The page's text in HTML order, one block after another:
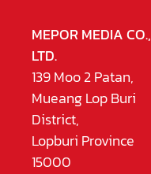
MEPOR MEDIA CO.,
LTD.
139 Moo 2 Patan,
Mueang Lop Buri
District,
Lopburi Province
15000